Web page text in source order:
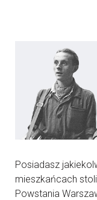
Posiadasz
mieszkańcach
Powstania